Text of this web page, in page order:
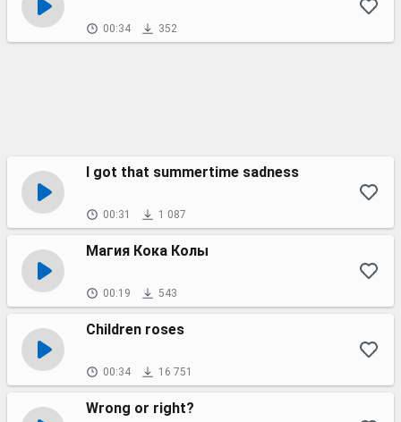
00:34 352
I got that summertime sadness
00:31 1 087
Магия Кока Колы
00:19 543
Children roses
00:34 16 751
Wrong or right?